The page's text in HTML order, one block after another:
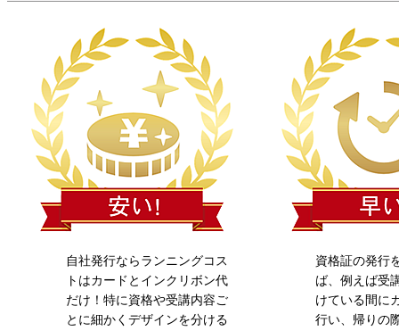
自社発行ならランニングコス
トはカードとインクリボン代
だけ！特に資格や受講内容ご
とに細かくデザインを分ける
資格証の発行
ば、例えば受
けている間に
行い、帰りの